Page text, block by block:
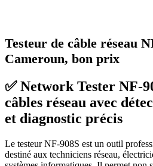
Testeur de câble réseau
Cameroun, bon prix
✅Network Tester NF-
câbles réseau avec
et diagnostic précis
Le testeur NF-908S est un outil
destiné aux techniciens réseau,